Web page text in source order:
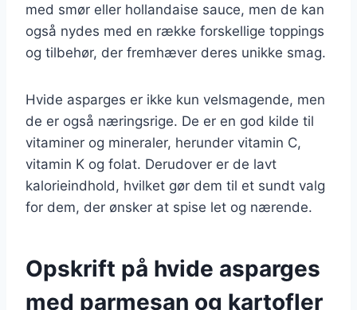
med smør eller hollandaise sauce, men de kan
også nydes med en række forskellige toppings
og tilbehør, der fremhæver deres unikke smag.
Hvide asparges er ikke kun velsmagende, men
de er også næringsrige. De er en god kilde til
vitaminer og mineraler, herunder vitamin C,
vitamin K og folat. Derudover er de lavt
kalorieindhold, hvilket gør dem til et sundt valg
for dem, der ønsker at spise let og nærende.
Opskrift på hvide asparges
med parmesan og kartofler